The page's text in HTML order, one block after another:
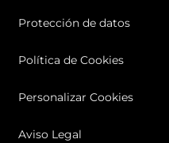
Protección de datos
Política de Cookies
Personalizar Cookies
Aviso Legal